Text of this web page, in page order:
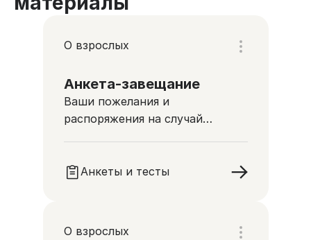
О взрослых
Анкета-завещание
Ваши пожелания и
распоряжения на случай
состояния здоровья или смерти
Анкеты и тесты
О взрослых